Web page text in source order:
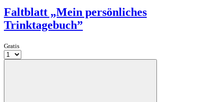
Faltblatt „Mein persönliches
Trinktagebuch”
Gratis